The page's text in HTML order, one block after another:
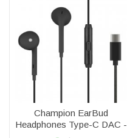
Champion EarBud
Headphones Type-C DAC -
Svart